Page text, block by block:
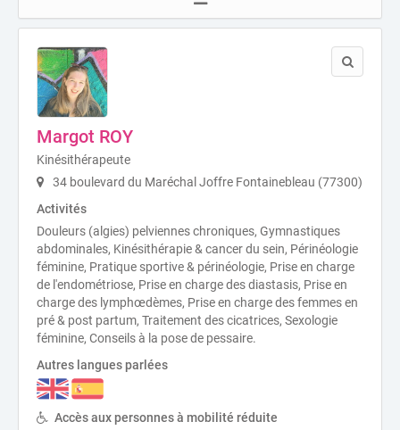
Margot ROY
Kinésithérapeute
34 boulevard du Maréchal Joffre Fontainebleau (77300)
Activités
Douleurs (algies) pelviennes chroniques, Gymnastiques
abdominales, Kinésithérapie & cancer du sein, Périnéologie
féminine, Pratique sportive & périnéologie, Prise en charge
de l'endométriose, Prise en charge des diastasis, Prise en
charge des lymphœdèmes, Prise en charge des femmes en
pré & post partum, Traitement des cicatrices, Sexologie
féminine, Conseils à la pose de pessaire.
Autres langues parlées
Accès aux personnes à mobilité réduite